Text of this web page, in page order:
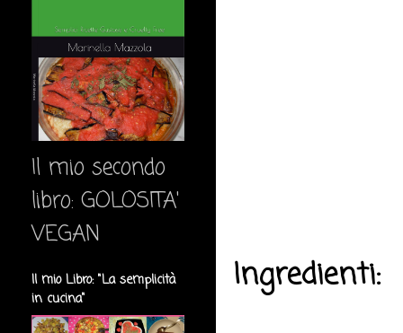
Ingredienti:
Il mio secondo
libro: GOLOSITA'
VEGAN
Il mio Libro: "La semplicità
in cucina"